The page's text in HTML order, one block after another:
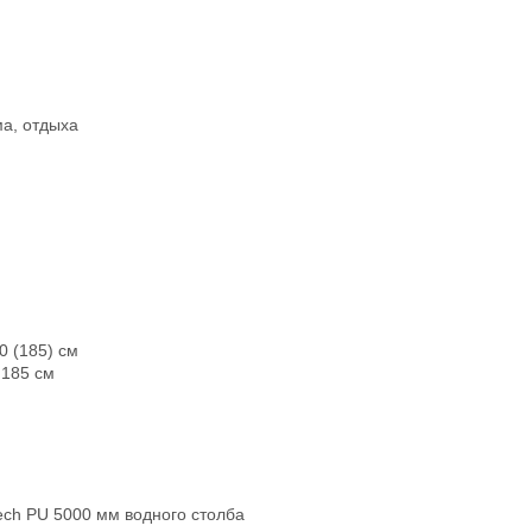
отдыха
(185) см
см
PU 5000 мм водного столба